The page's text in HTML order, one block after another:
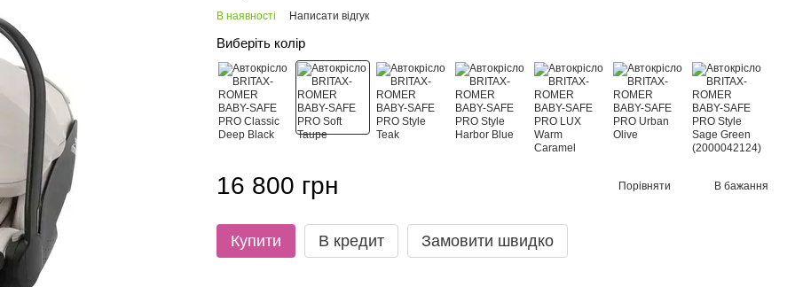
В наявності Написати відгук
Виберіть колір
16 800 грн Порівняти В бажання
Купити В кредит Замовити швидко